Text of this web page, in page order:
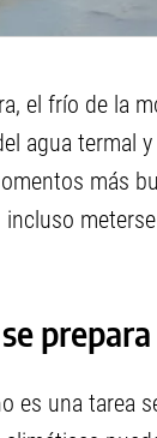
el frío de la
agua termal
más
es una tarea